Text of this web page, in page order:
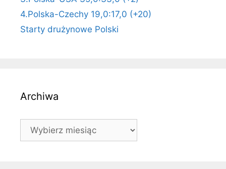
4.Polska-Czechy 19,0:17,0 (+20)
Starty drużynowe Polski
Archiwa
Archiwa